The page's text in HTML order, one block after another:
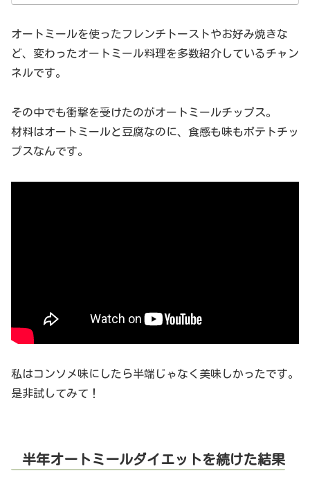
オートミールを使ったフレンチトーストやお好み焼きな
ど、変わったオートミール料理を多数紹介しているチャン
ネルです。
その中でも衝撃を受けたのがオートミールチップス。
材料はオートミールと豆腐なのに、食感も味もポテトチッ
プスなんです。
私はコンソメ味にしたら半端じゃなく美味しかったです。
是非試してみて！
半年オートミールダイエットを続けた結果